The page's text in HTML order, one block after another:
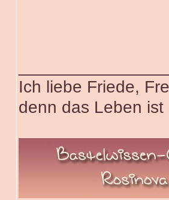
Ich liebe Friede,
denn das Leben